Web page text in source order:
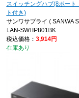
スイッチングハブ(8ポート
ト付き)
サンワサプライ ( SANWA
LAN-SWHP801BK
税込価格： 3,914円
在庫あり